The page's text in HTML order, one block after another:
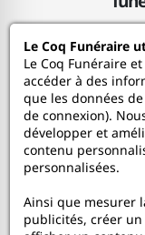
Le Coq Funéraire
Nos services
Mon Compte
Aide
Le Coq Funéraire
Le Coq Funéraire
accéder à des
que les données
de connexion).
développer et
contenu
personnalisées.
Ainsi que mesurer
publicités, créer